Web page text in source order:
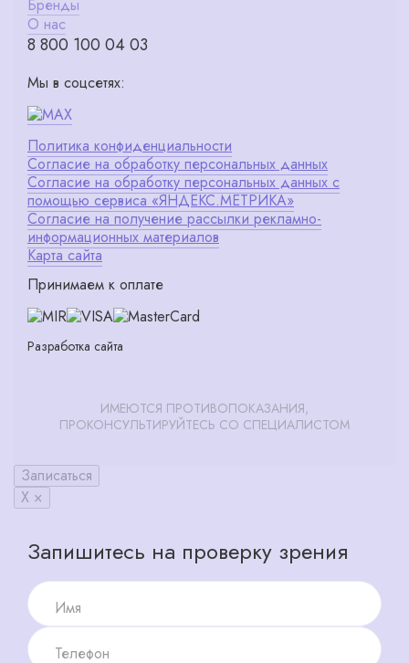
Бренды
О нас
8 800 100 04 03
Мы в соцсетях:
Политика конфиденциальности
Согласие на обработку персональных данных
Согласие на обработку персональных данных с
помощью сервиса «ЯНДЕКС.МЕТРИКА»
Согласие на получение рассылки рекламно-
информационных материалов
Карта сайта
Принимаем к оплате
Разработка сайта
ИМЕЮТСЯ ПРОТИВОПОКАЗАНИЯ,
ПРОКОНСУЛЬТИРУЙТЕСЬ СО СПЕЦИАЛИСТОМ
Записаться
X ×
Запишитесь на проверку зрения
Имя
Телефон